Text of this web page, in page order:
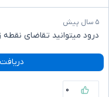
۵ سال پیش
درود میتوانید تقاضای نقطه
۰